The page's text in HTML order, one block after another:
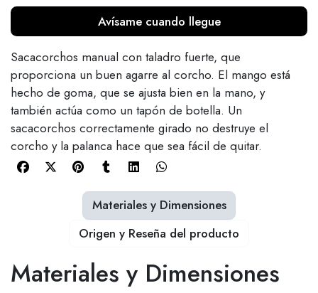
Avísame cuando llegue
Sacacorchos manual con taladro fuerte, que
proporciona un buen agarre al corcho. El mango está
hecho de goma, que se ajusta bien en la mano, y
también actúa como un tapón de botella. Un
sacacorchos correctamente girado no destruye el
corcho y la palanca hace que sea fácil de quitar.
Materiales y Dimensiones
Materiales y Dimensiones
Origen y Reseña del producto